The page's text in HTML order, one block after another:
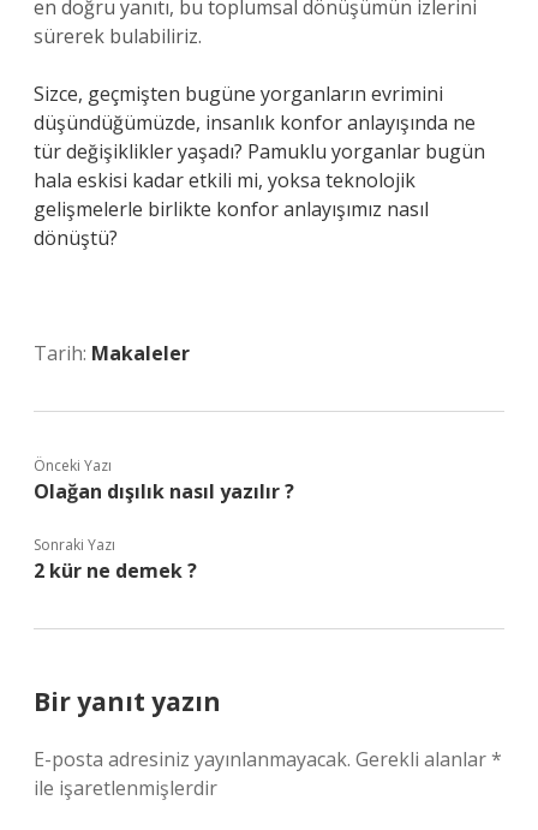
en doğru yanıtı, bu toplumsal dönüşümün izlerini
sürerek bulabiliriz.
Sizce, geçmişten bugüne yorganların evrimini
düşündüğümüzde, insanlık konfor anlayışında ne
tür değişiklikler yaşadı? Pamuklu yorganlar bugün
hala eskisi kadar etkili mi, yoksa teknolojik
gelişmelerle birlikte konfor anlayışımız nasıl
dönüştü?
Tarih: Makaleler
Önceki Yazı
Olağan dışılık nasıl yazılır ?
Sonraki Yazı
2 kür ne demek ?
Bir yanıt yazın
E-posta adresiniz yayınlanmayacak. Gerekli alanlar*
ile işaretlenmişlerdir